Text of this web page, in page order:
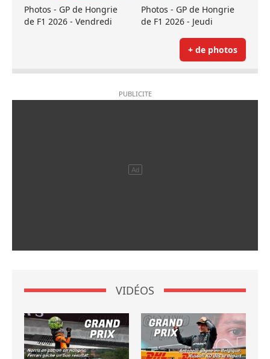
Photos - GP de Hongrie
de F1 2026 - Vendredi
Photos - GP de Hongrie
de F1 2026 - Jeudi
+ de photos
VIDÉOS